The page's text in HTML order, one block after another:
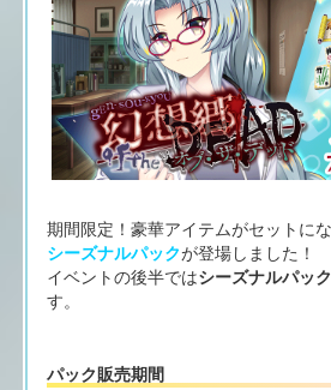
期間限定！豪華アイテムがセットに
シーズナルパックが登場しました！
イベントの後半ではシーズナルパッ
す。
パック販売期間